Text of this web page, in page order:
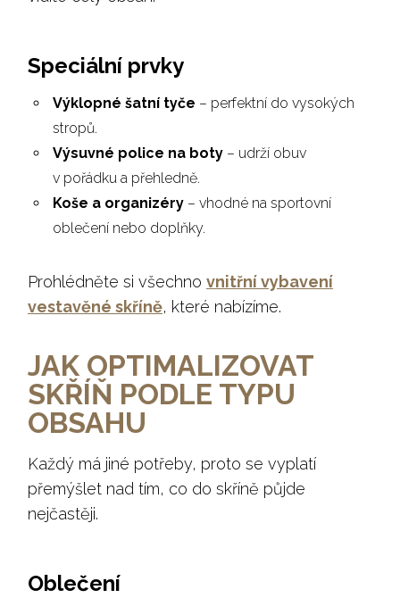
Speciální prvky
Výklopné šatní tyče – perfektní do vysokých
stropů.
Výsuvné police na boty – udrží obuv
v pořádku a přehledně.
Koše a organizéry – vhodné na sportovní
oblečení nebo doplňky.
Prohlédněte si všechno vnitřní vybavení
vestavěné skříně, které nabízíme.
JAK OPTIMALIZOVAT
SKŘÍŇ PODLE TYPU
OBSAHU
Každý má jiné potřeby, proto se vyplatí
přemýšlet nad tím, co do skříně půjde
nejčastěji.
Oblečení